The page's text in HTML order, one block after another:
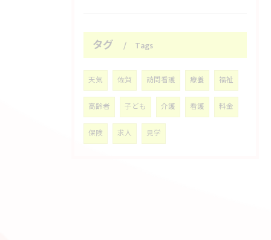
タグ Tags
天気 佐賀 訪問看護 療養 福祉
高齢者 子ども 介護 看護 料金
保険 求人 見学